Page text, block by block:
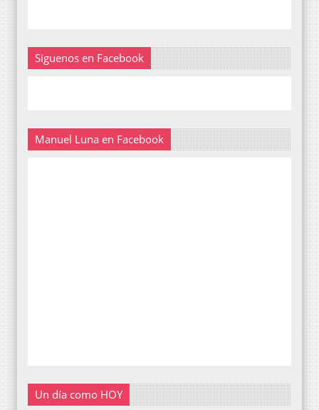
Siguenos en Facebook
Manuel Luna en Facebook
Un día como HOY